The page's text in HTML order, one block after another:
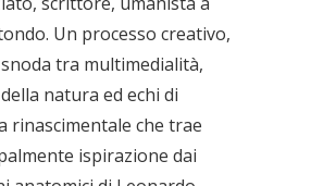
Un processo creativo,
tra multimedialità,
natura ed echi di
rinascimentale che trae
ispirazione dai